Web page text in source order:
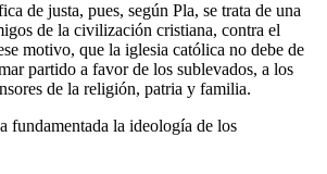
de justa, pues, según Pla, se trata de una
de la civilización cristiana, contra el
motivo, que la iglesia católica no debe de
partido a favor de los sublevados, a los
de la religión, patria y familia.
fundamentada la ideología de los